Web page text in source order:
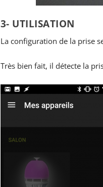
3- UTILISATION
La configuration de la prise
Très bien fait, il détecte la